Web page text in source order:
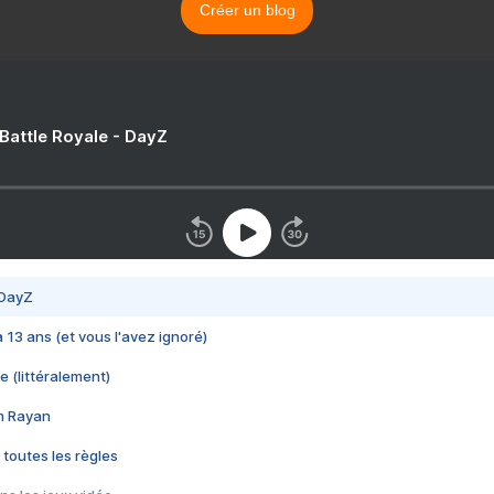
Créer un blog
Royale - DayZ
13 ans (et vous l'avez ignoré)
(littéralement)
Rayan
toutes les règles